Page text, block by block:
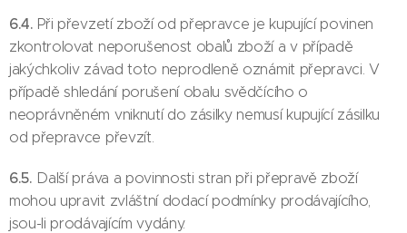
6.4. Při převzetí zboží od přepravce je kupující povinen
zkontrolovat neporušenost obalů zboží a v případě
jakýchkoliv závad toto neprodleně oznámit přepravci. V
případě shledání porušení obalu svědčícího o
neoprávněném vniknutí do zásilky nemusí kupující zásilku
od přepravce převzít.
6.5. Další práva a povinnosti stran při přepravě zboží
mohou upravit zvláštní dodací podmínky prodávajícího,
jsou-li prodávajícím vydány.